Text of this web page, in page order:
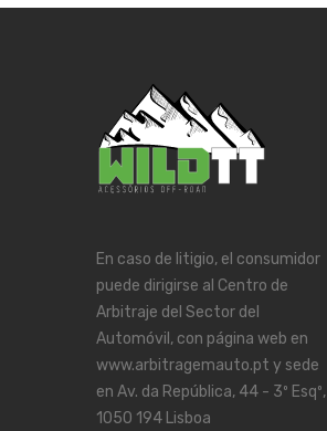
En caso de litigio, el consumidor
puede dirigirse al Centro de
Arbitraje del Sector del
Automóvil, con página web en
www.arbitragemauto.pt y sede
en Av. da República, 44 - 3º Esqº,
1050 194 Lisboa